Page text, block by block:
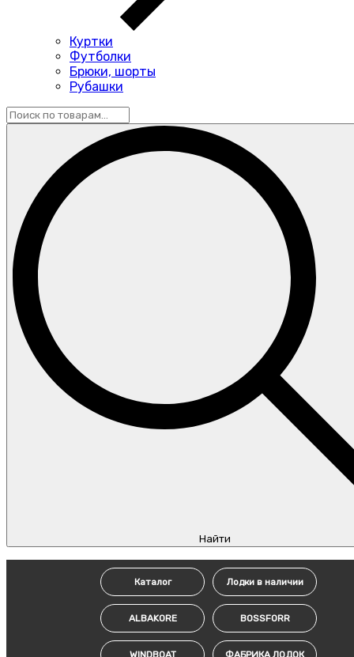
Куртки
Футболки
Брюки, шорты
Рубашки
Найти
Каталог Лодки в наличии
ALBAKORE BOSSFORR
WINDBOAT ФАБРИКА ЛОДОК